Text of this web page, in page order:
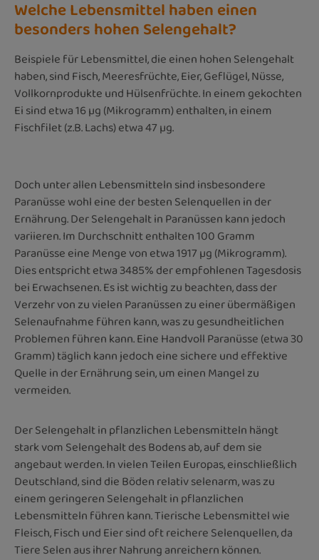
Welche Lebensmittel haben einen
besonders hohen Selengehalt?
Beispiele für Lebensmittel, die einen hohen Selengehalt
haben, sind Fisch, Meeresfrüchte, Eier, Geflügel, Nüsse,
Vollkornprodukte und Hülsenfrüchte. In einem gekochten
Ei sind etwa 16 µg (Mikrogramm) enthalten, in einem
Fischfilet (z.B. Lachs) etwa 47 µg.
Doch unter allen Lebensmitteln sind insbesondere
Paranüsse wohl eine der besten Selenquellen in der
Ernährung. Der Selengehalt in Paranüssen kann jedoch
variieren. Im Durchschnitt enthalten 100 Gramm
Paranüsse eine Menge von etwa 1917 µg (Mikrogramm).
Dies entspricht etwa 3485% der empfohlenen Tagesdosis
bei Erwachsenen. Es ist wichtig zu beachten, dass der
Verzehr von zu vielen Paranüssen zu einer übermäßigen
Selenaufnahme führen kann, was zu gesundheitlichen
Problemen führen kann. Eine Handvoll Paranüsse (etwa 30
Gramm) täglich kann jedoch eine sichere und effektive
Quelle in der Ernährung sein, um einen Mangel zu
vermeiden.
Der Selengehalt in pflanzlichen Lebensmitteln hängt
stark vom Selengehalt des Bodens ab, auf dem sie
angebaut werden. In vielen Teilen Europas, einschließlich
Deutschland, sind die Böden relativ selenarm, was zu
einem geringeren Selengehalt in pflanzlichen
Lebensmitteln führen kann. Tierische Lebensmittel wie
Fleisch, Fisch und Eier sind oft reichere Selenquellen, da
Tiere Selen aus ihrer Nahrung anreichern können.